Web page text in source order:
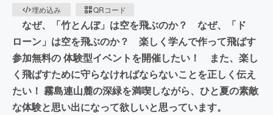
埋め込み
QRコード
なぜ、「竹とんぼ」は空を飛ぶのか？ なぜ、「ド
ローン」は空を飛ぶのか？ 楽しく学んで作って飛ばす
参加無料の 体験型イベントを開催したい！ また、楽し
く飛ばすために守らなければならないことを正しく伝え
たい！ 霧島連山麓の深緑を満喫しながら、ひと夏の素敵
な体験と思い出になって欲しいと思っています。